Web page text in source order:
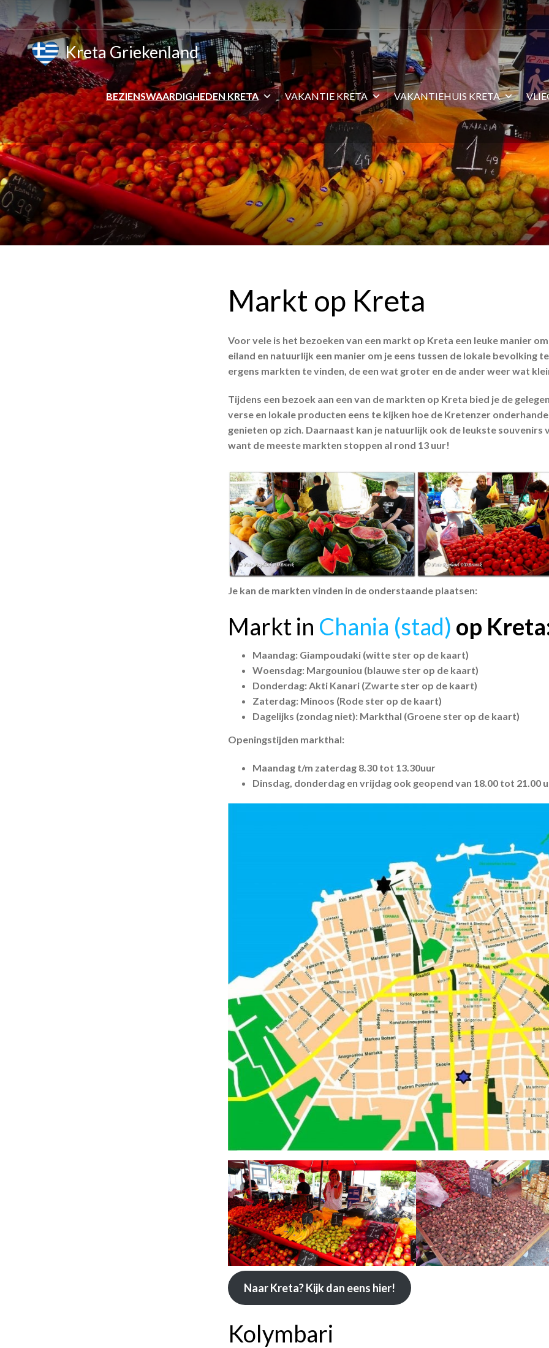
Kreta Griekenland
BEZIENSWAARDIGHEDEN KRETA VAKANTIE KRETA VAKANTIEHUIS KRETA
Markt op Kreta
Voor vele is het bezoeken van een markt op Kreta een leuke manier
eiland en natuurlijk een manier om je eens tussen de lokale bevolking
ergens markten te vinden, de een wat groter en de ander weer wat
Tijdens een bezoek aan een van de markten op Kreta bied je de
verse en lokale producten eens te kijken hoe de Kretenzer
genieten op zich. Daarnaast kan je natuurlijk ook de leukste
want de meeste markten stoppen al rond 13 uur!
Je kan de markten vinden in de onderstaande plaatsen:
Markt in Chania (stad) op
Maandag: Giampoudaki (witte ster op de kaart)
Woensdag: Margouniou (blauwe ster op de kaart)
Donderdag: Akti Kanari (Zwarte ster op de kaart)
Zaterdag: Minoos (Rode ster op de kaart)
Dagelijks (zondag niet): Markthal (Groene ster op de kaart)
Openingstijden markthal:
Maandag t/m zaterdag 8.30 tot 13.30uur
Dinsdag, donderdag en vrijdag ook geopend van 18.00 tot 21.00
Naar Kreta? Kijk dan eens hier!
Kolymbari